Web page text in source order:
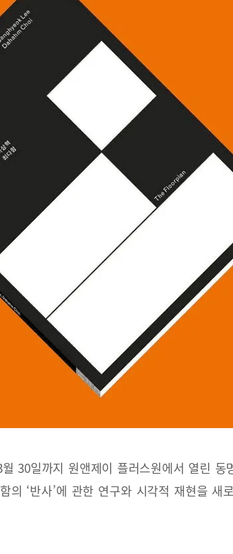
30일까지 원앤제이 플러스원에서 열린
의 ‘반사’에 관한 연구와 시각적 재현을 새